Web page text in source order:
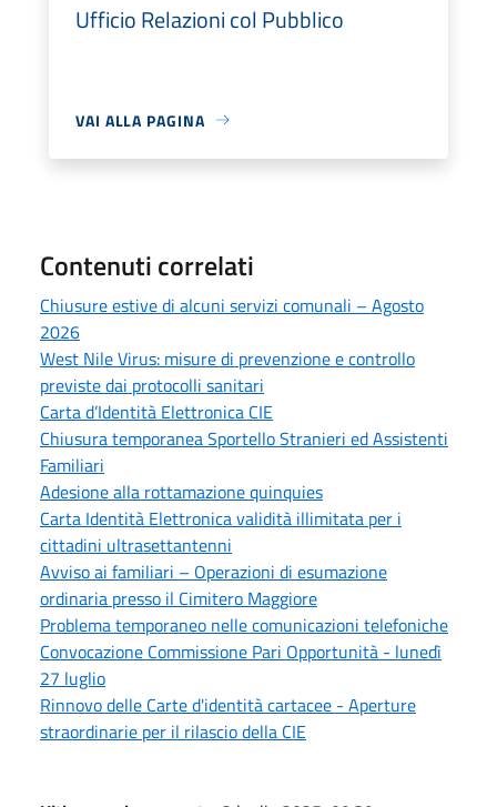
Ufficio Relazioni col Pubblico
VAI ALLA PAGINA
Contenuti correlati
Chiusure estive di alcuni servizi comunali – Agosto
2026
West Nile Virus: misure di prevenzione e controllo
previste dai protocolli sanitari
Carta d’Identità Elettronica CIE
Chiusura temporanea Sportello Stranieri ed Assistenti
Familiari
Adesione alla rottamazione quinquies
Carta Identità Elettronica validità illimitata per i
cittadini ultrasettantenni
Avviso ai familiari – Operazioni di esumazione
ordinaria presso il Cimitero Maggiore
Problema temporaneo nelle comunicazioni telefoniche
Convocazione Commissione Pari Opportunità - lunedì
27 luglio
Rinnovo delle Carte d'identità cartacee - Aperture
straordinarie per il rilascio della CIE